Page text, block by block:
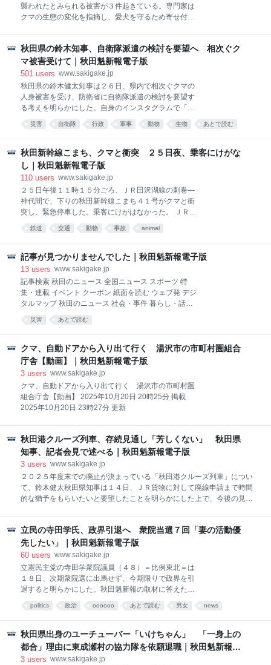
縦貫鉄道によると、倒木に衝突した可能性がある。 事
故の影響で内陸線は阿仁合（北秋田市）―角館（仙北
線開業以来初めて。運輸安全委員会は１２日、鉄道事
故調査官２人を現地に派遣した。
襲われたとみられる被害が３件起きている。専門家は
クマの生態の変化を指摘し、愛犬を守るため寄せ付け
田市、１７日に五城目町で発生した。いずれも犬小屋
で飼われていた。 被害が相次ぐ状況に、クマの生態を
長年研究している北秋田市の獣医師小松武志さん（５
７）は「いよいよここまで来たか、という感じだ」と
変化の兆しを受け止める。
秋田県の鈴木知事、自衛隊派遣の検討を要望へ 相次ぐク
マ被害受けて｜秋田魁新報電子版
501 users www.sakigake.jp
秋田県の鈴木健太知事は２６日、県内で相次ぐクマの
人身被害を受け、防衛省に自衛隊派遣の検討を要望す
る考えを明らかにした。自身のインスタグラムで「状
況はもはや県と市町村のみで対応できる範囲を超えて
おり、現場の疲弊も限界を迎えつつある」と強調。近
の駆除のために自衛隊を出動させることを明確に想定
した法令は存在しないとの見解を示した上で「通常の
災害派遣のように簡単にはいかない」とも記した。
災害 自衛隊 行政 軍事 動物 生物 あとで読む
秋田新幹線こまち、クマと衝突 ２５日夜、乗客にけがな
し｜秋田魁新報電子版
110 users www.sakigake.jp
２５日午後１１時１５分ごろ、ＪＲ田沢湖線の刺巻―
神代間で、下りの秋田新幹線こまち４１号がクマと衝
突し、緊急停車した。乗客にけがはなかった。 ＪＲ秋
田支社によると、４１号は衝突後、神代駅まで徐行運
転し、車両点検を行った。４２分の遅れが出た。
鉄道 交通 動物 事故 animal
記事が見つかりませんでした｜秋田魁新報電子版
13 users www.sakigake.jp
記事検索 秋田のニュース 全国ニュース スポーツ 特
集・連載 イベント クーポン 紙面を読む ウェブ発 デジ
タルマップ 秋田のニュース 社会・事件 暮らし・話題
秋田のスポーツ 政治・行政 経済・産業 教育・子育て
文化・芸能 医療・健康 訃報 社説・コラム 気象・災害
ラム ビジュアルニュース その他 求人情報 電子版 受信
メールの設定 お気に入り記事 よくある質問 お問い合
わせ お申し込み マイページ 会社案内 記事が見つかり
が終了した可能性があります。
災害 あとで読む
クマ、自動ドアから入り出て行く 湯沢市の市町村圏組合
庁舎【動画】｜秋田魁新報電子版
3 users www.sakigake.jp
クマ、自動ドアから入り出て行く 湯沢市の市町村圏
組合庁舎【動画】 2025年10月20日 20時25分 掲載
2025年10月20日 23時27分 更新
秋田港クルーズ列車、存続見通し「芳しくない」 秋田県
知事、記者会見で述べる｜秋田魁新報電子版
3 users www.sakigake.jp
２０２５年度末での廃止が決まっている「秋田港クルーズ列車」につい
て、鈴木健太秋田県知事は１４日、ＪＲ貨物に対して廃線申請まで時間
的な猶予をもらいたいと要望したことを明らかにした上で、今後の見通
だいぶ進んでいる。それをひっくり返すのは容易ではないという印象」
と話した。
立民の寺田学氏、政界引退へ 衆院当選７回「妻の活動優
先したい」｜秋田魁新報電子版
60 users www.sakigake.jp
立憲民主党の寺田学衆院議員（４８）＝比例東北＝は
１８日、次期衆院選に出馬せず、今期限りで政界を引
退すると明らかにした。秋田魁新報の取材に答えた。
寺田氏は無所属の寺田静参院議員（５０）＝秋田県選
挙区＝の夫。「妻が初当選してから６年間、互いの議
た。妻の活動を優先するため、引退を決めた」と述べ
た。引退後は家事育児をこれまで以上に担うという。
今年７月の参院選で静氏が再選して以降、家庭内で引
politics 政治 oooooo あとで読む 男女 news
秋田県出身のユーチューバー「いけちゃん」 「一身上の
都合」理由に東成瀬村の協力隊を依願退職｜秋田魁新報電
子版
3 users www.sakigake.jp